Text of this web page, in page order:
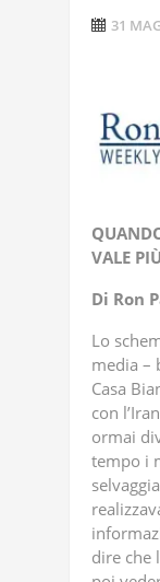
31
VALE PIÙ
Di Ron
Lo
media –
Casa
con
ormai
tempo i
dire che